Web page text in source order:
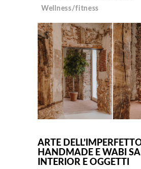
Wellness/fitness
ARTE
HANDMADE E WABI
INTERIOR E OGGETTI